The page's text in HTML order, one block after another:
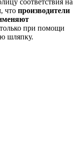
соответствия на
что производители
при помощи
шляпку.